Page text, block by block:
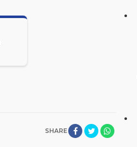
SHARE